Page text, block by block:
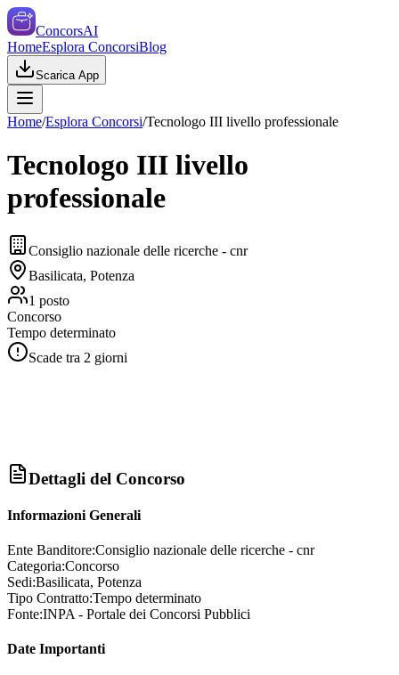
ConcorsAI
HomeEsplora ConcorsiBlog
Scarica App
Home/Esplora Concorsi/Tecnologo III livello professionale
Tecnologo III livello
professionale
Consiglio nazionale delle ricerche - cnr
Basilicata, Potenza
1 posto
Concorso
Tempo determinato
Scade tra 2 giorni
Dettagli del Concorso
Informazioni Generali
Ente Banditore:Consiglio nazionale delle ricerche - cnr
Categoria:Concorso
Sedi:Basilicata, Potenza
Tipo Contratto:Tempo determinato
Fonte:INPA - Portale dei Concorsi Pubblici
Date Importanti